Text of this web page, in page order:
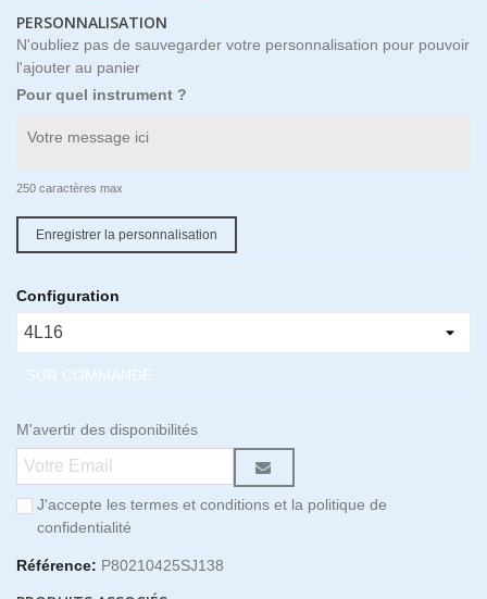
PERSONNALISATION
N'oubliez pas de sauvegarder votre personnalisation pour pouvoir
l'ajouter au panier
Pour quel instrument ?
250 caractères max
Enregistrer la personnalisation
Configuration
SUR COMMANDE
M'avertir des disponibilités
J'accepte les termes et conditions et la politique de
confidentialité
Référence: P80210425SJ138